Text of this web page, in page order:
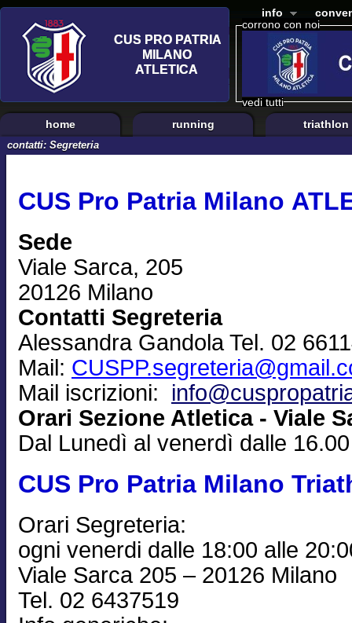
corrono con noi
vedi tutti
info
home running triathlon
contatti: Segreteria
CUS Pro Patria Milano
Sede
Viale Sarca, 205
20126 Milano
Contatti Segreteria
Alessandra Gandola Tel. 02
Mail:
Mail iscrizioni:
Orari Sezione Atletica - Viale
Dal Lunedì al venerdì dalle
CUS Pro Patria Milano
Orari Segreteria:
ogni venerdi dalle 18:00 alle
Viale Sarca 205 – 20126 Milano
Tel. 02 6437519